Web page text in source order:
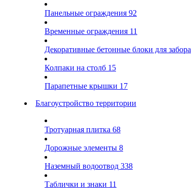
Панельные ограждения 92
Временные ограждения 11
Декоративные бетонные блоки для забора
Колпаки на столб 15
Парапетные крышки 17
Благоустройство территории
Тротуарная плитка 68
Дорожные элементы 8
Наземный водоотвод 338
Таблички и знаки 11